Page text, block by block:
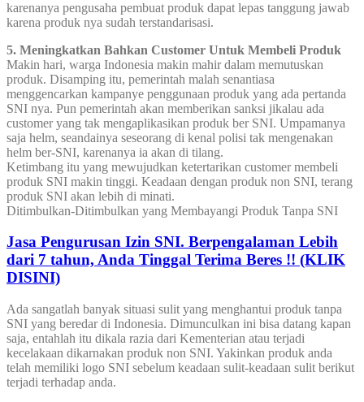
karenanya pengusaha pembuat produk dapat lepas tanggung jawab
karena produk nya sudah terstandarisasi.
5. Meningkatkan Bahkan Customer Untuk Membeli Produk
Makin hari, warga Indonesia makin mahir dalam memutuskan
produk. Disamping itu, pemerintah malah senantiasa
menggencarkan kampanye penggunaan produk yang ada pertanda
SNI nya. Pun pemerintah akan memberikan sanksi jikalau ada
customer yang tak mengaplikasikan produk ber SNI. Umpamanya
saja helm, seandainya seseorang di kenal polisi tak mengenakan
helm ber-SNI, karenanya ia akan di tilang.
Ketimbang itu yang mewujudkan ketertarikan customer membeli
produk SNI makin tinggi. Keadaan dengan produk non SNI, terang
produk SNI akan lebih di minati.
Ditimbulkan-Ditimbulkan yang Membayangi Produk Tanpa SNI
Jasa Pengurusan Izin SNI. Berpengalaman Lebih
dari 7 tahun, Anda Tinggal Terima Beres !! (KLIK
DISINI)
Ada sangatlah banyak situasi sulit yang menghantui produk tanpa
SNI yang beredar di Indonesia. Dimunculkan ini bisa datang kapan
saja, entahlah itu dikala razia dari Kementerian atau terjadi
kecelakaan dikarnakan produk non SNI. Yakinkan produk anda
telah memiliki logo SNI sebelum keadaan sulit-keadaan sulit berikut
terjadi terhadap anda.